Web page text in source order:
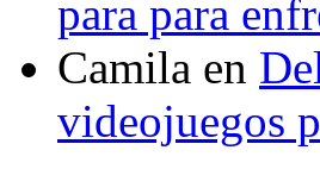
para para
Camila en
videojuegos